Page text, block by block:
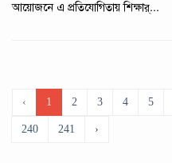
আয়োজনে এ প্রতিযোগিতায় শিক্ষার্...
‹ 1 2 3 4 5
240
241 ›